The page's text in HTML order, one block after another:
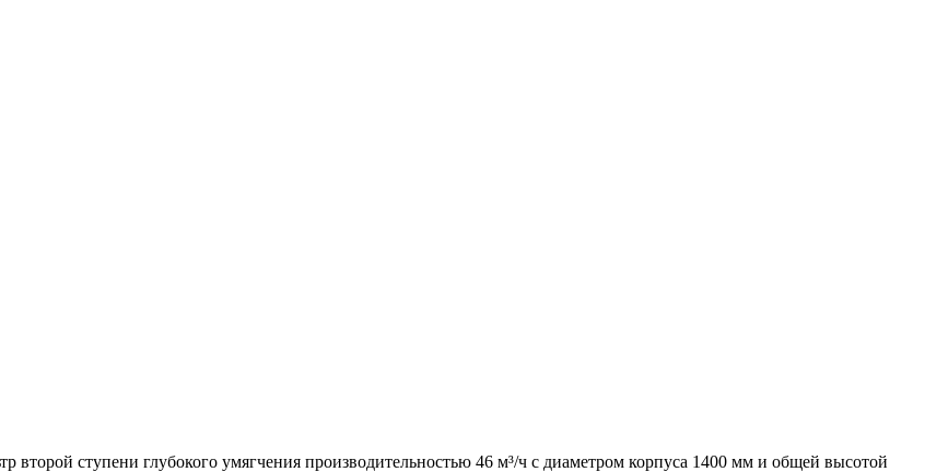
ступени глубокого умягчения производительностью 46 м³/ч с диаметром корпуса 1400 мм и общей высотой